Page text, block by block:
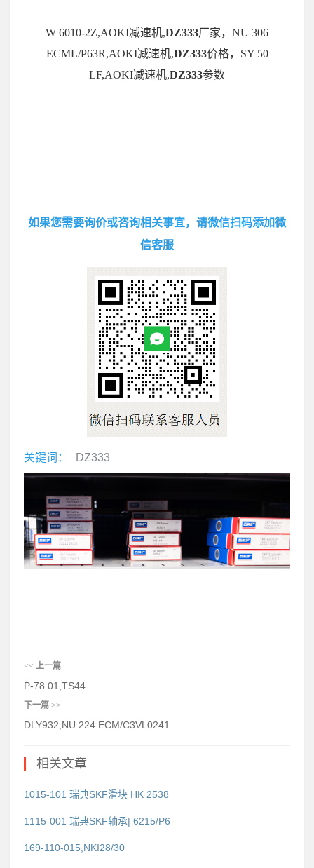
W 6010-2Z,AOKI减速机,DZ333厂家，NU 306
ECML/P63R,AOKI减速机,DZ333价格，SY 50
LF,AOKI减速机,DZ333参数
如果您需要询价或咨询相关事宜，请微信扫码添加微
信客服
关键词： DZ333
<< 上一篇
P-78.01,TS44
下一篇 >>
DLY932,NU 224 ECM/C3VL0241
相关文章
1015-101 瑞典SKF滑块 HK 2538
1115-001 瑞典SKF轴承| 6215/P6
169-110-015,NKI28/30